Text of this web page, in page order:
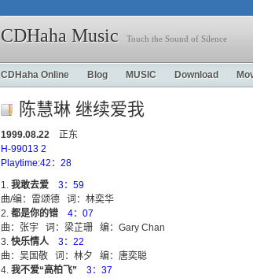
CDHaha Music Touch the Sound of Silence
CDHaha Online Blog MUSIC Download
陈慧琳 继续爱我
1999.08.22 正东
H-99013 2
Playtime:42：28
我敢去爱
3：59
曲/编：雷颂德 词：林奕华
都是你的错
4：07
曲：张宇 词：梁芷珊 编：Gary Chan
快乐情人
3：22
曲：吴国敬 词：林夕 编：唐奕聪
我不爱“高柏飞”
3：37